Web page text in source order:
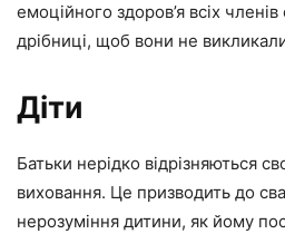
емоційного здоров’я всіх членів
дрібниці, щоб вони не
Діти
Батьки нерідко відрізняються
виховання. Це призводить до
нерозуміння дитини, як йому